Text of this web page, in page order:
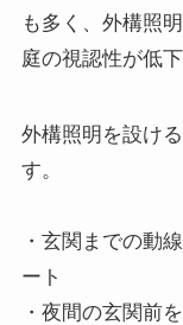
も多く、外構照
庭の視認性が低下
外構照明を設け
す。
・玄関までの動
ート
・夜間の玄関前